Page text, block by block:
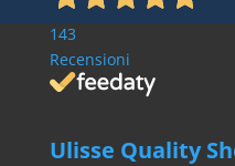
143
Recensioni
Ulisse Quality